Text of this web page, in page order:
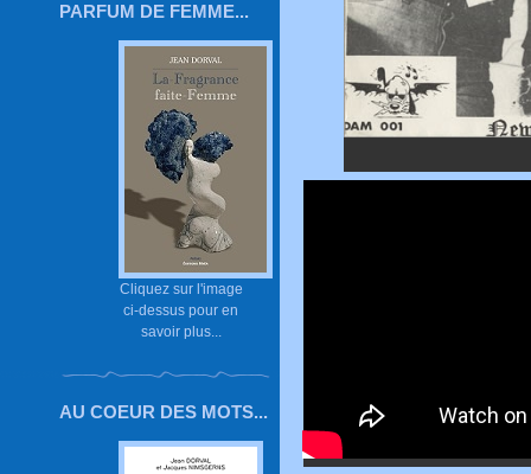
PARFUM DE FEMME...
Cliquez sur l'image
ci-dessus pour en
savoir plus...
AU COEUR DES MOTS...